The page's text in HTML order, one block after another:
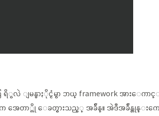
ြ ရိွလဲ ျမန္မာႏိုင္ငံမွာ ဘယ္ framework အာ
အေတာ္ကို ေခတ္စားသည့္ အခ်ိန္။ အဲဒီအခ်ိန္တုန္းက